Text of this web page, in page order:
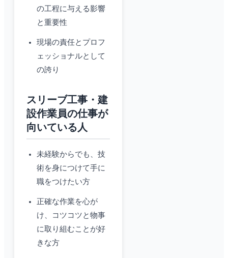
の工程に与える影響
と重要性
現場の責任とプロフ
ェッショナルとして
の誇り
スリーブ工事・建
設作業員の仕事が
向いている人
未経験からでも、技
術を身につけて手に
職をつけたい方
正確な作業を心が
け、コツコツと物事
に取り組むことが好
きな方